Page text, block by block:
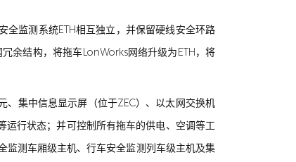
全监测系统ETH相互独立，并保留硬线安全环路
余结构，将拖车LonWorks网络升级为ETH，将
、集中信息显示屏（位于ZEC）、以太网交换机
行状态；并可控制所有拖车的供电、空调等工
监测车厢级主机、行车安全监测列车级主机及集